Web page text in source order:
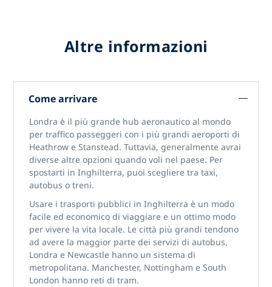
Altre informazioni
Come arrivare
Londra è il più grande hub aeronautico al mondo
per traffico passeggeri con i più grandi aeroporti di
Heathrow e Stanstead. Tuttavia, generalmente avrai
diverse altre opzioni quando voli nel paese. Per
spostarti in Inghilterra, puoi scegliere tra taxi,
autobus o treni.
Usare i trasporti pubblici in Inghilterra è un modo
facile ed economico di viaggiare e un ottimo modo
per vivere la vita locale. Le città più grandi tendono
ad avere la maggior parte dei servizi di autobus,
Londra e Newcastle hanno un sistema di
metropolitana. Manchester, Nottingham e South
London hanno reti di tram.